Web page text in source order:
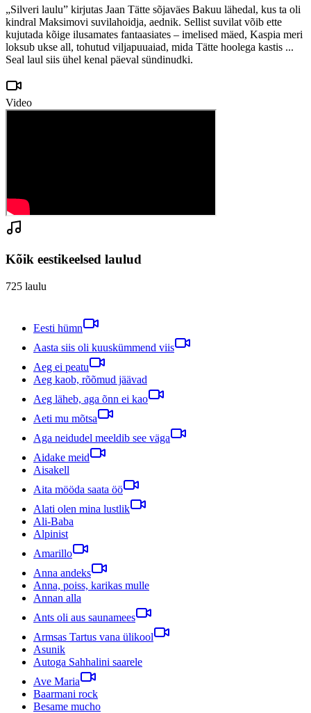
„Silveri laulu” kirjutas Jaan Tätte sõjaväes Bakuu lähedal, kus ta oli
kindral Maksimovi suvilahoidja, aednik. Sellist suvilat võib ette
kujutada kõige ilusamates fantaasiates – imelised mäed, Kaspia meri
loksub ukse all, tohutud viljapuuaiad, mida Tätte hoolega kastis ...
Seal laul siis ühel kenal päeval sündinudki.
Video
Kõik eestikeelsed laulud
725 laulu
Eesti hümn
Aasta siis oli kuuskümmend viis
Aeg ei peatu
Aeg kaob, rõõmud jäävad
Aeg läheb, aga õnn ei kao
Aeti mu mõtsa
Aga neidudel meeldib see väga
Aidake meid
Aisakell
Aita mööda saata öö
Alati olen mina lustlik
Ali-Baba
Alpinist
Amarillo
Anna andeks
Anna, poiss, karikas mulle
Annan alla
Ants oli aus saunamees
Armsas Tartus vana ülikool
Asunik
Autoga Sahhalini saarele
Ave Maria
Baarmani rock
Besame mucho